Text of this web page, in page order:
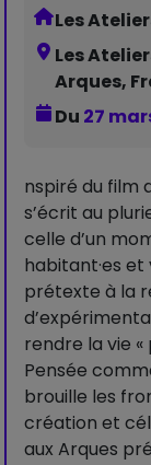
Les
Les
Arques,
Du 27
nspiré du film
s’écrit au
celle d’un
habitant·es et
prétexte à la
rendre la vie «
Pensée
brouille les
création et
aux Arques